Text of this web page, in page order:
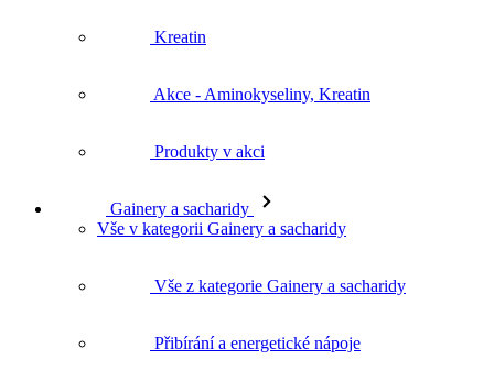
Kreatin
Akce - Aminokyseliny, Kreatin
Produkty v akci
Gainery a sacharidy
Vše v kategorii Gainery a sacharidy
Vše z kategorie Gainery a sacharidy
Přibírání a energetické nápoje